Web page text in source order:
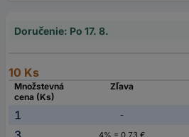
Doručenie: Po 17. 8.
10 Ks
Množstevná
cena (Ks)
Zľava
1 -
4% = 0,73 €